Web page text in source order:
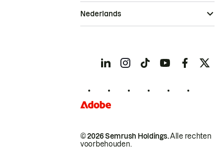
© 2026 Semrush Holdings.Alle rechten
voorbehouden.
Nederlands